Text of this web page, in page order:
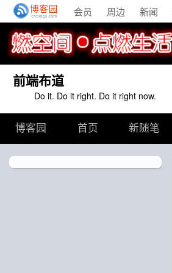
会员 周边 新闻
前端布道
Do it. Do it right. Do it right now.
博客园 首页 新随笔